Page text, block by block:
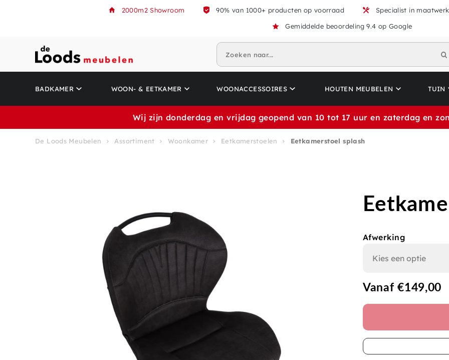
2000m2 Showroom 90% van 1000+ producten op voorraad
Specialist in maatwerk
Gemiddelde beoordeling 9.4 op Google
Zoeken naar...
BADKAMER WOON- & EETKAMER WOONACCESSOIRES HOUTEN MEUBELEN TUIN
Wij zijn donderdag en vrijdag geopend van 10 tot 17 uur en zaterdag en
De Loods Meubelen Assortiment Woonkamer Eetkamerstoelen Eetkamerstoel splash
Afwerking
Vanaf€149,00